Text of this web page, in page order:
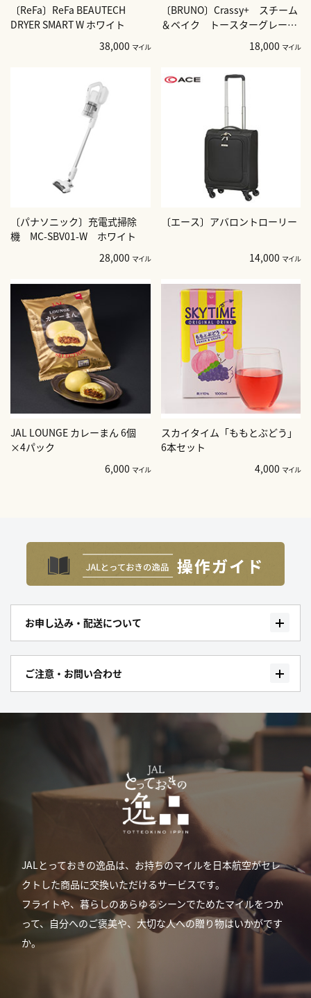
〔ReFa〕ReFa BEAUTECH
DRYER SMART W ホワイト
38,000 マイル
〔BRUNO〕Crassy+ スチーム
＆ベイク トースターグレージ
18,000 マイル
〔パナソニック〕充電式掃除
機 MC-SBV01-W ホワイト
28,000 マイル
〔エース〕アバロントローリー
14,000 マイル
JAL LOUNGE カレーまん 6個
×4パック
6,000 マイル
スカイタイム「ももとぶどう」
6本セット
4,000 マイル
お申し込み・配送について
ご注意・お問い合わせ
JALとっておきの逸品は、お持ちのマイルを日本航空がセレ
クトした商品に交換いただけるサービスです。
フライトや、暮らしのあらゆるシーンでためたマイルをつか
って、自分へのご褒美や、大切な人への贈り物はいかがです
か。